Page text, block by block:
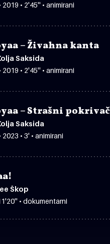
2019 • 2'45'' • animirani
– Živahna kanta
Saksida
2019 • 2'45'' • animirani
– Strašni pokrivač
Saksida
2023 • 3' • animirani
Škop
• dokumentarni